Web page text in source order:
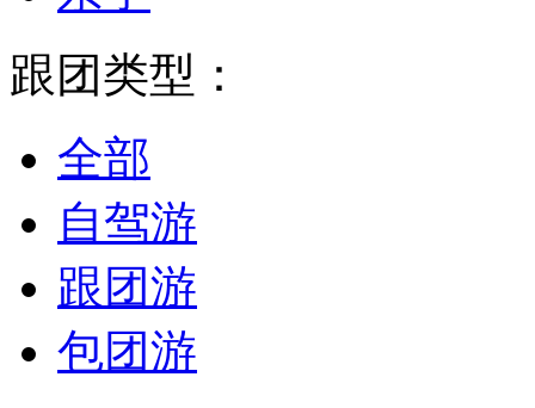
跟团类型：
全部
自驾游
跟团游
包团游